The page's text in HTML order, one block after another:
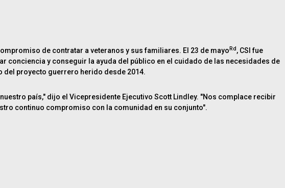
de contratar a veteranos y sus familiares. El 23 de mayoRd, CSI fue
y conseguir la ayuda del público en el cuidado de las necesidades de
del proyecto guerrero herido desde 2014.
país," dijo el Vicepresidente Ejecutivo Scott Lindley. "Nos complace recibir
continuo compromiso con la comunidad en su conjunto".